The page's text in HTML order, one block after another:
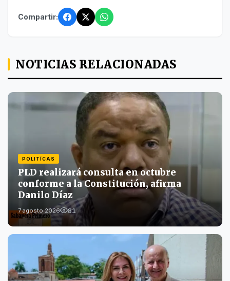
Compartir:
NOTICIAS RELACIONADAS
POLITÍCAS
PLD realizará consulta en octubre
conforme a la Constitución, afirma
Danilo Díaz
7 agosto 2026 81